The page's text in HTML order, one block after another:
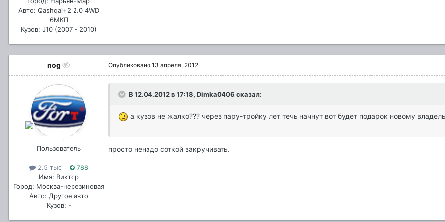
Авто: Qashqai+2 2.0 4WD
6МКП
Кузов: J10 (2007 - 2010)
nog
Пользователь
2.5 тыс
788
Имя: Виктор
Город: Москва-нерезиновая
Авто: Другое авто
Кузов: -
Опубликовано 13 апреля, 2012
В 12.04.2012 в 17:18, Dimka0406 сказал:
а кузов не жалко??? через пару-тройку лет течь начнут вот будет подарок новому
просто ненадо соткой закручивать.